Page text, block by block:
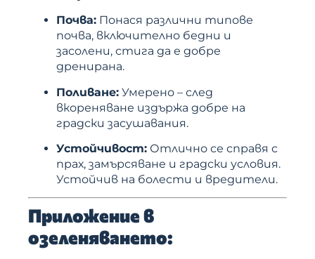
Почва: Понася различни типове
почва, включително бедни и
засолени, стига да е добре
дренирана.
Поливане: Умерено – след
вкореняване издържа добре на
градски засушавания.
Устойчивост: Отлично се справя с
прах, замърсяване и градски условия.
Устойчив на болести и вредители.
Приложение в
озеленяването: